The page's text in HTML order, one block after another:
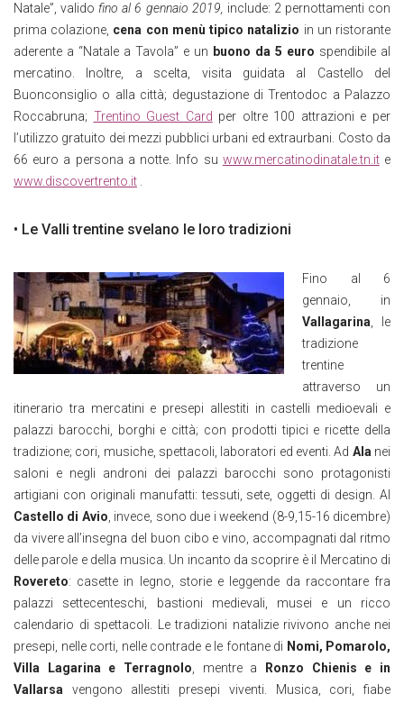
Natale”, validofino al 6 gennaio 2019, include: 2 pernottamenti con
prima colazione, cena con menù tipico natalizio in un ristorante
aderente a “Natale a Tavola” e un buono da 5 euro spendibile al
mercatino. Inoltre, a scelta, visita guidata al Castello del
Buonconsiglio o alla città; degustazione di Trentodoc a Palazzo
Roccabruna; Trentino Guest Card per oltre 100 attrazioni e per
l’utilizzo gratuito dei mezzi pubblici urbani ed extraurbani. Costo da
66 euro a persona a notte. Info su www.mercatinodinatale.tn.ite
www.discovertrento.it
• Le Valli trentine svelano le loro tradizioni
Fino al 6
gennaio, in
Vallagarina , le
tradizione
trentine
attraverso un
itinerario tra mercatini e presepi allestiti in castelli medioevali e
palazzi barocchi, borghi e città; con prodotti tipici e ricette della
tradizione; cori, musiche, spettacoli, laboratori ed eventi. Ad Ala nei
saloni e negli androni dei palazzi barocchi sono protagonisti
artigiani con originali manufatti: tessuti, sete, oggetti di design. Al
Castello di Avio , invece, sono due i weekend (8-9,15-16 dicembre)
da vivere all’insegna del buon cibo e vino, accompagnati dal ritmo
delle parole e della musica. Un incanto da scoprire è il Mercatino di
Rovereto: casette in legno, storie e leggende da raccontare fra
palazzi settecenteschi, bastioni medievali, musei e un ricco
calendario di spettacoli. Le tradizioni natalizie rivivono anche nei
presepi, nelle corti, nelle contrade e le fontane di Nomi, Pomarolo,
Villa Lagarina e Terragnolo , mentre a
Ronzo Chienis e in
Vallarsa vengono allestiti presepi viventi. Musica, cori, fiabe